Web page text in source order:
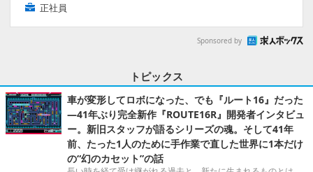
正社員
Sponsored by
トピックス
車が変形してロボになった、でも『ルート16』だった
―41年ぶり完全新作『ROUTE16R』開発者インタビュ
ー。新旧スタッフが語るシリーズの魂。そして41年
前、たった1人のために手作業で直した世界に1本だけ
の“幻のカセット”の話